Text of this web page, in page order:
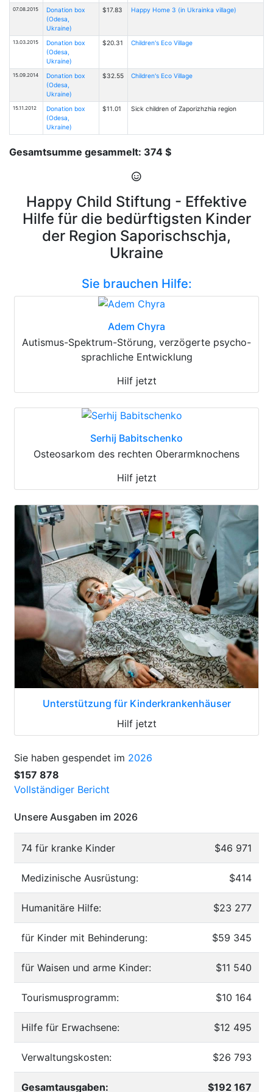
07.08.2015
Donation box
(Odesa,
Ukraine)
$17.83 Happy Home 3 (in Ukrainka village)
13.03.2015
Donation box
(Odesa,
Ukraine)
$20.31 Children's Eco Village
15.09.2014
Donation box
(Odesa,
Ukraine)
$32.55 Children's Eco Village
15.11.2012
Donation box
(Odesa,
Ukraine)
$11.01 Sick children of Zaporizhzhia region
Gesamtsumme gesammelt: 374 $
Happy Child Stiftung - Effektive
Hilfe für die bedürftigsten Kinder
der Region Saporischschja,
Ukraine
Sie brauchen Hilfe:
Adem Chyra
Autismus-Spektrum-Störung, verzögerte psycho-
sprachliche Entwicklung
Hilf jetzt
Serhij Babitschenko
Osteosarkom des rechten Oberarmknochens
Hilf jetzt
Unterstützung für Kinderkrankenhäuser
Hilf jetzt
Sie haben gespendet im 2026
$157 878
Vollständiger Bericht
Unsere Ausgaben im 2026
74 für kranke Kinder $46 971
Medizinische Ausrüstung: $414
Humanitäre Hilfe: $23 277
für Kinder mit Behinderung: $59 345
für Waisen und arme Kinder: $11 540
Tourismusprogramm: $10 164
Hilfe für Erwachsene: $12 495
Verwaltungskosten: $26 793
Gesamtausgaben: $192 167